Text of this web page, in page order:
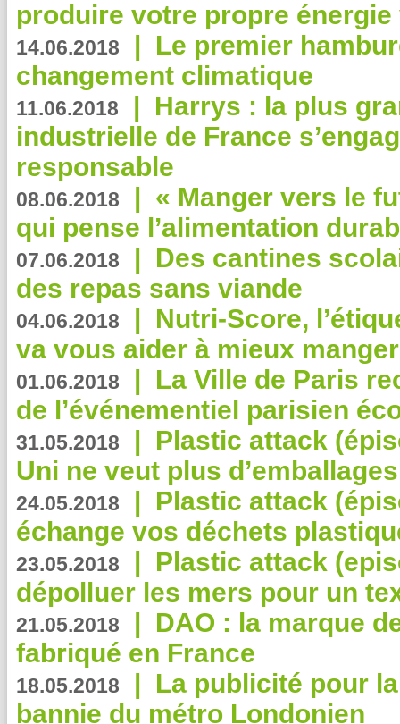
produire votre propre
14.06.2018 | Le premier
changement climatique
11.06.2018 | Harrys : la plus
industrielle de France
responsable
08.06.2018 | « Manger vers le
qui pense l’alimentation
07.06.2018 | Des cantines
des repas sans viande
04.06.2018 | Nutri-Score,
va vous aider à mieux
01.06.2018 | La Ville de Paris
de l’événementiel parisien
31.05.2018 | Plastic attack
Uni ne veut plus
24.05.2018 | Plastic attack
échange vos déchets
23.05.2018 | Plastic attack
dépolluer les mers pour un
21.05.2018 | DAO : la marque
fabriqué en France
18.05.2018 | La publicité pour
bannie du métro Londonien